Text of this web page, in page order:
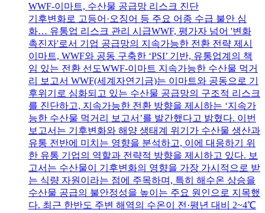
WWF-이마트, 수산물 공급망 리스크 진단
기후변화로 고등어·오징어 등 주요 어종 수급 불안 심
화… 유통업 리스크 관리 시급WWF, 평가자 넘어 '변화
촉진자'로서 기업 공급망의 지속가능한 전환 전략 제시
이마트, WWF와 공동 구축한 ‘PSI’ 기반, 유통업계의 책
임 있는 전환 선도WWF-이마트 지속가능한 수산물 먹거
리 보고서 WWF(세계자연기금)는 이마트와 공동으로 기
후위기로 심화되고 있는 수산물 공급망의 구조적 리스크
를 진단하고, 지속가능한 전환 방향을 제시하는 ‘지속가
능한 수산물 먹거리 보고서’를 발간했다고 밝혔다. 이번
보고서는 기후변화와 해양 생태계 위기가 수산물 생산과
유통 전반에 미치는 영향을 분석하고, 이에 대응하기 위
한 유통 기업의 역할과 전략적 방향을 제시하고 있다. 보
고서는 수산물이 기후변화의 영향을 가장 가시적으로 받
는 식량 자원이라는 점에 주목하며, 특히 해수온 상승을
수산물 공급의 불안정성을 높이는 주요 원인으로 지목했
다. 최근 한반도 주변 해역의 수온이 전·평년 대비 2~4℃